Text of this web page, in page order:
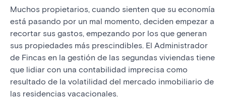
Muchos propietarios, cuando sienten que su economía
está pasando por un mal momento, deciden empezar a
recortar sus gastos, empezando por los que generan
sus propiedades más prescindibles. El Administrador
de Fincas en la gestión de las segundas viviendas tiene
que lidiar con una contabilidad imprecisa como
resultado de la volatilidad del mercado inmobiliario de
las residencias vacacionales.